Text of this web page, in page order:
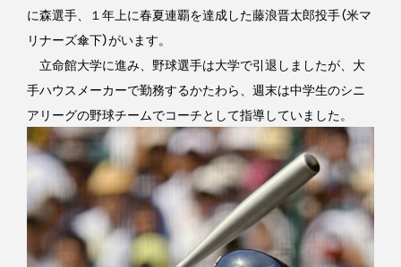
に森選手、１年上に春夏連覇を達成した藤浪晋太郎投手（米マ
リナーズ傘下）がいます。
立命館大学に進み、野球選手は大学で引退しましたが、大
手ハウスメーカーで勤務するかたわら、週末は中学生のシニ
アリーグの野球チームでコーチとして指導していました。